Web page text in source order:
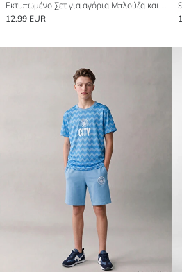
Εκτυπωμένο Σετ για αγόρια Μπλούζα και Σορτς
12.99 EUR